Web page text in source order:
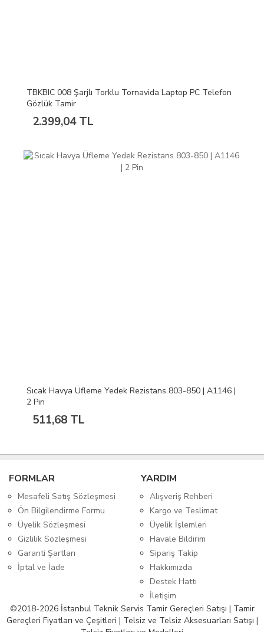
TBKBIC 008 Şarjlı Torklu Tornavida Laptop PC Telefon
Gözlük Tamir
2.399,04 TL
Sıcak Havya Üfleme Yedek Rezistans 803-850 | A1146 |
2 Pin
511,68 TL
FORMLAR
Mesafeli Satış Sözleşmesi
Ön Bilgilendirme Formu
Üyelik Sözleşmesi
Gizlilik Sözleşmesi
Garanti Şartları
İptal ve İade
YARDIM
Alışveriş Rehberi
Kargo ve Teslimat
Üyelik İşlemleri
Havale Bildirim
Sipariş Takip
Hakkımızda
Destek Hattı
İletişim
©2018-2026 İstanbul Teknik Servis Tamir Gereçleri Satışı | Tamir
Gereçleri Fiyatları ve Çeşitleri | Telsiz ve Telsiz Aksesuarları Satışı |